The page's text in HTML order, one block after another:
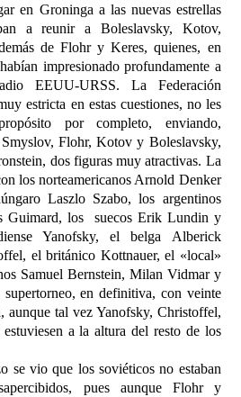
en Groninga a las nuevas estrellas
a reunir a Boleslavsky, Kotov,
de Flohr y Keres, quienes, en
impresionado profundamente a
EEUU-URSS. La Federación
estricta en estas cuestiones, no les
por completo, enviando,
Flohr, Kotov y Boleslavsky,
dos figuras muy atractivas. La
los norteamericanos Arnold Denker
Laszlo Szabo, los argentinos
Guimard, los
suecos Erik Lundin y
Yanofsky, el belga Alberick
el británico Kottnauer, el «local»
Samuel Bernstein, Milan Vidmar y
en definitiva, con veinte
aunque tal vez Yanofsky, Christoffel,
a la altura del resto de los
se vio que los soviéticos no estaban
pues aunque Flohr y